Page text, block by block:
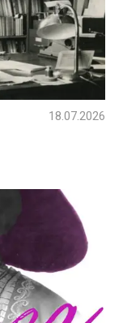
18.07.2026